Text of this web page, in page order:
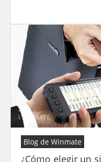
Blog de Winmate
¿Cómo elegir un